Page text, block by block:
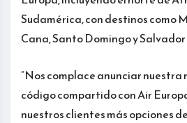
Sudamérica, con destinos como
Cana, Santo Domingo y
“Nos complace anunciar nuestra
código compartido con Air
nuestros clientes más opciones